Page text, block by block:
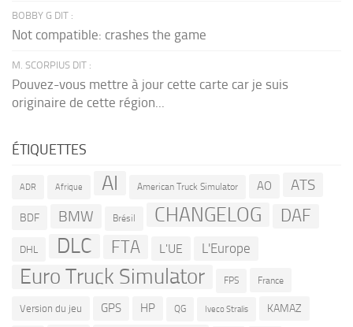
BOBBY G DIT :
Not compatible: crashes the game
M. SCORPIUS DIT :
Pouvez-vous mettre à jour cette carte car je suis
originaire de cette région...
ÉTIQUETTES
ADR Afrique AI American Truck Simulator AO ATS
BDF BMW Brésil CHANGELOG DAF
DHL DLC FTA L'UE L'Europe
Euro Truck Simulator FPS France
Version du jeu GPS HP QG Iveco Stralis KAMAZ